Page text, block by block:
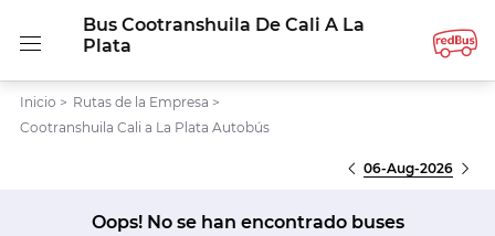
Bus Cootranshuila De Cali A La
Plata
Inicio > Rutas de la Empresa >
Cootranshuila Cali a La Plata Autobús
06-Aug-2026
Oops! No se han encontrado buses